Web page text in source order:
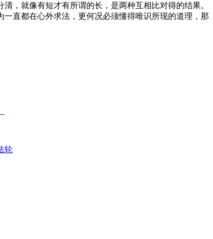
就像有短才有所谓的长，是两种互相比对得的结果。
直都在心外求法，更何况必须懂得唯识所现的道理，那
轮